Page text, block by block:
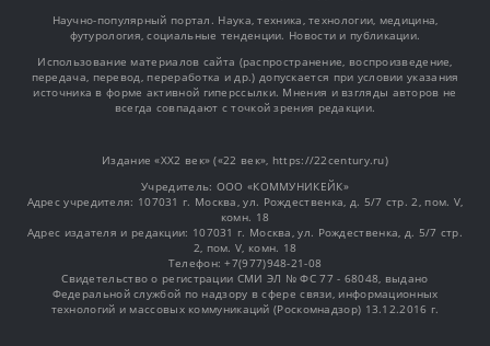
Научно-популярный портал. Наука, техника, технологии, медицина,
футурология, социальные тенденции. Новости и публикации.
Использование материалов сайта (распространение, воспроизведение,
передача, перевод, переработка и др.) допускается при условии указания
источника в форме активной гиперссылки. Мнения и взгляды авторов не
всегда совпадают с точкой зрения редакции.
Издание «XX2 век» («22 век», https://22century.ru)
Учредитель: OOO «КОММУНИКЕЙК»
Адрес учредителя: 107031 г. Москва, ул. Рождественка, д. 5/7 стр. 2, пом. V,
комн. 18
Адрес издателя и редакции: 107031 г. Москва, ул. Рождественка, д. 5/7 стр.
2, пом. V, комн. 18
Телефон: +7(977)948-21-08
Свидетельство о регистрации СМИ ЭЛ № ФС 77 - 68048, выдано
Федеральной службой по надзору в сфере связи, информационных
технологий и массовых коммуникаций (Роскомнадзор) 13.12.2016 г.